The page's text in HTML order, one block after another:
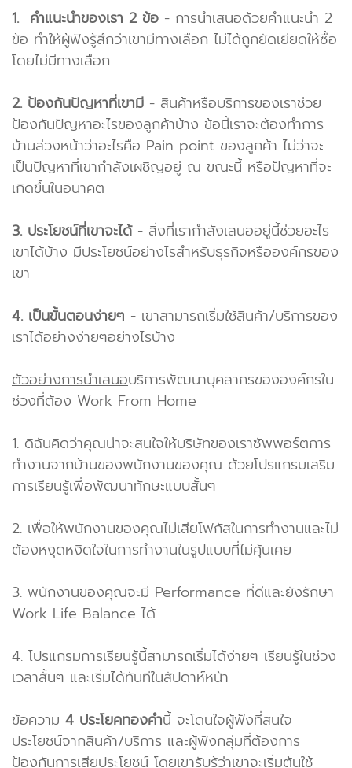
1. คำแนะนำของเรา 2 ข้อ - การนำเสนอด้วยคำแนะนำ 2
ข้อ ทำให้ผู้ฟังรู้สึกว่าเขามีทางเลือก ไม่ได้ถูกยัดเยียดให้ซื้อ
โดยไม่มีทางเลือก
2. ป้องกันปัญหาที่เขามี - สินค้าหรือบริการของเราช่วย
ป้องกันปัญหาอะไรของลูกค้าบ้าง ข้อนี้เราจะต้องทำการ
บ้านล่วงหน้าว่าอะไรคือ Pain point ของลูกค้า ไม่ว่าจะ
เป็นปัญหาที่เขากำลังเผชิญอยู่ ณ ขณะนี้ หรือปัญหาที่จะ
เกิดขึ้นในอนาคต
3. ประโยชน์ที่เขาจะได้- สิ่งที่เรากำลังเสนออยู่นี้ช่วยอะไร
เขาได้บ้าง มีประโยชน์อย่างไรสำหรับธุรกิจหรือองค์กรของ
เขา
4. เป็นขั้นตอนง่ายๆ - เขาสามารถเริ่มใช้สินค้า/บริการของ
เราได้อย่างง่ายๆอย่างไรบ้าง
ตัวอย่างการนำเสนอบริการพัฒนาบุคลากรขององค์กรใน
ช่วงที่ต้อง Work From Home
1. ดิฉันคิดว่าคุณน่าจะสนใจให้บริษัทของเราซัพพอร์ตการ
ทำงานจากบ้านของพนักงานของคุณ ด้วยโปรแกรมเสริม
การเรียนรู้เพื่อพัฒนาทักษะแบบสั้นๆ
2. เพื่อให้พนักงานของคุณไม่เสียโฟกัสในการทำงานและไม่
ต้องหงุดหงิดใจในการทำงานในรูปแบบที่ไม่คุ้นเคย
3. พนักงานของคุณจะมี Performance ที่ดีและยังรักษา
Work Life Balance ได้
4. โปรแกรมการเรียนรู้นี้สามารถเริ่มได้ง่ายๆ เรียนรู้ในช่วง
เวลาสั้นๆ และเริ่มได้ทันทีในสัปดาห์หน้า
ข้อความ 4 ประโยคทองคำนี้ จะโดนใจผู้ฟังที่สนใจ
ประโยชน์จากสินค้า/บริการ และผู้ฟังกลุ่มที่ต้องการ
ป้องกันการเสียประโยชน์ โดยเขารับรู้ว่าเขาจะเริ่มต้นใช้